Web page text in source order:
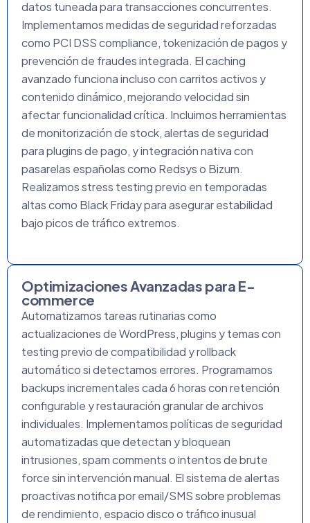
datos tuneada para transacciones concurrentes.
Implementamos medidas de seguridad reforzadas
como PCI DSS compliance, tokenización de pagos y
prevención de fraudes integrada. El caching
avanzado funciona incluso con carritos activos y
contenido dinámico, mejorando velocidad sin
afectar funcionalidad crítica. Incluimos herramientas
de monitorización de stock, alertas de seguridad
para plugins de pago, y integración nativa con
pasarelas españolas como Redsys o Bizum.
Realizamos stress testing previo en temporadas
altas como Black Friday para asegurar estabilidad
bajo picos de tráfico extremos.
Optimizaciones Avanzadas para E-
commerce
Automatizamos tareas rutinarias como
actualizaciones de WordPress, plugins y temas con
testing previo de compatibilidad y rollback
automático si detectamos errores. Programamos
backups incrementales cada 6 horas con retención
configurable y restauración granular de archivos
individuales. Implementamos políticas de seguridad
automatizadas que detectan y bloquean
intrusiones, spam comments o intentos de brute
force sin intervención manual. El sistema de alertas
proactivas notifica por email/SMS sobre problemas
de rendimiento, espacio disco o tráfico inusual